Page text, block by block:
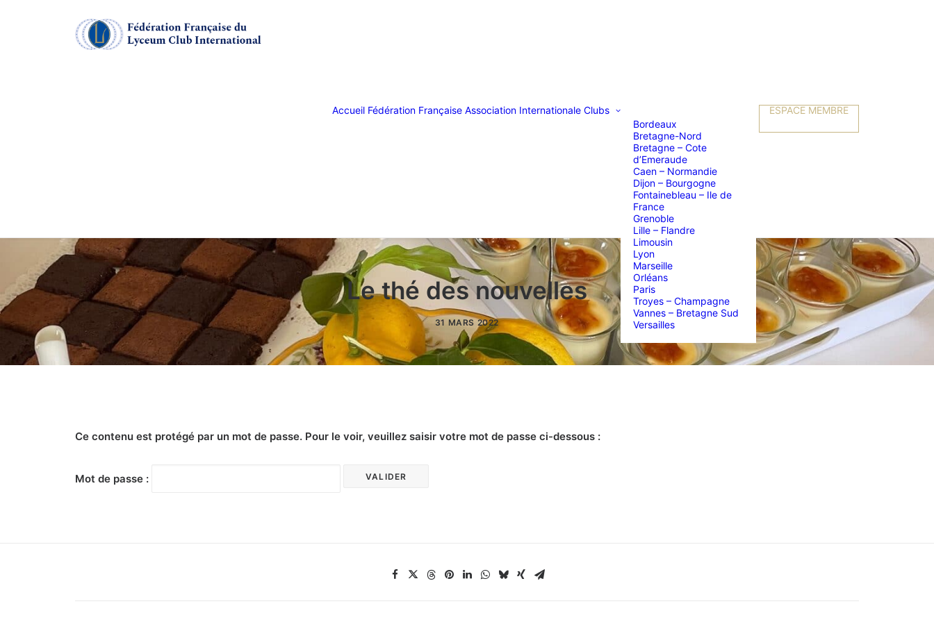
Accueil Fédération Française Association Internationale Clubs
Bordeaux
Bretagne-Nord
Bretagne – Cote
d’Emeraude
Caen – Normandie
Dijon – Bourgogne
Fontainebleau – Ile de
France
Grenoble
Lille – Flandre
Limousin
Lyon
Marseille
Orléans
Paris
Troyes – Champagne
Vannes – Bretagne Sud
Versailles
ESPACE MEMBRE
Le thé des nouvelles
31 MARS 2022
Ce contenu est protégé par un mot de passe. Pour le voir, veuillez saisir votre mot de passe ci-dessous :
Mot de passe :